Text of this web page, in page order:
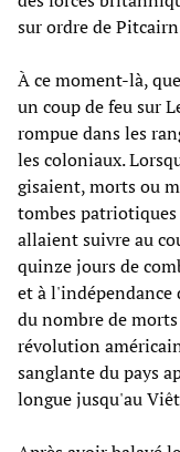
sur ordre de
À ce moment-là,
un coup de feu sur
rompue dans les
les coloniaux.
gisaient, morts ou
tombes
allaient suivre au
quinze jours de
et à
du nombre de
révolution
sanglante du pays
longue jusqu'au